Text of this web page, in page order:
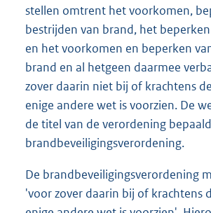
stellen omtrent het voorkomen,
bestrijden van brand, het
en het voorkomen en beperken
brand en al hetgeen daarmee
zover daarin niet bij of krachtens
enige andere wet is voorzien. De
de titel van de verordening
brandbeveiligingsverordening.
De brandbeveiligingsverordening
'voor zover daarin bij of krachtens